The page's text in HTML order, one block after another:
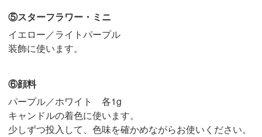
⑤スターフラワー・ミニ
イエロー／ライトパープル
装飾に使います。
⑥顔料
パープル／ホワイト 各1g
キャンドルの着色に使います。
少しずつ投入して、色味を確かめながらお使いください。